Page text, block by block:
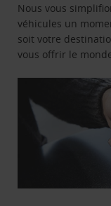
Nous vous
véhicules un
soit votre
vous offrir le